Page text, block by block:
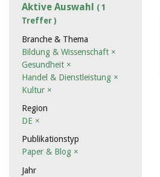
Aktive Auswahl ( 1
Treffer )
Branche & Thema
Bildung & Wissenschaft ×
Gesundheit ×
Handel & Dienstleistung ×
Kultur ×
Region
DE ×
Publikationstyp
Paper & Blog ×
Jahr